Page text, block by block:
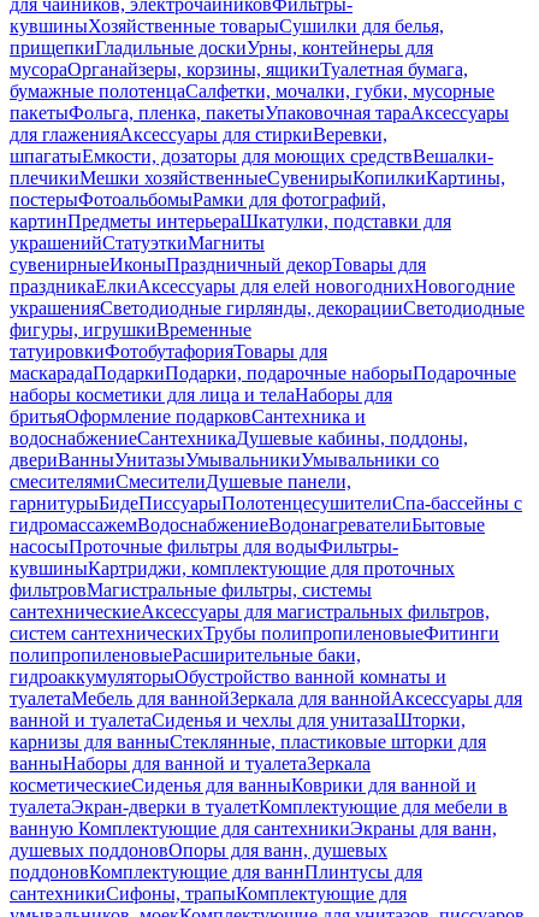
для чайников, электрочайниковФильтры-
кувшиныХозяйственные товарыСушилки для белья,
прищепкиГладильные доскиУрны, контейнеры для
мусораОрганайзеры, корзины, ящикиТуалетная бумага,
бумажные полотенцаСалфетки, мочалки, губки, мусорные
пакетыФольга, пленка, пакетыУпаковочная тараАксессуары
для глаженияАксессуары для стиркиВеревки,
шпагатыЕмкости, дозаторы для моющих средствВешалки-
плечикиМешки хозяйственныеСувенирыКопилкиКартины,
постерыФотоальбомыРамки для фотографий,
картинПредметы интерьераШкатулки, подставки для
украшенийСтатуэткиМагниты
сувенирныеИконыПраздничный декорТовары для
праздникаЕлкиАксессуары для елей новогоднихНовогодние
украшенияСветодиодные гирлянды, декорацииСветодиодные
фигуры, игрушкиВременные
татуировкиФотобутафорияТовары для
маскарадаПодаркиПодарки, подарочные наборыПодарочные
наборы косметики для лица и телаНаборы для
бритьяОформление подарковСантехника и
водоснабжениеСантехникаДушевые кабины, поддоны,
двериВанныУнитазыУмывальникиУмывальники со
смесителямиСмесителиДушевые панели,
гарнитурыБидеПиссуарыПолотенцесушителиСпа-бассейны с
гидромассажемВодоснабжениеВодонагревателиБытовые
насосыПроточные фильтры для водыФильтры-
кувшиныКартриджи, комплектующие для проточных
фильтровМагистральные фильтры, системы
сантехническиеАксессуары для магистральных фильтров,
систем сантехническихТрубы полипропиленовыеФитинги
полипропиленовыеРасширительные баки,
гидроаккумуляторыОбустройство ванной комнаты и
туалетаМебель для ваннойЗеркала для ваннойАксессуары для
ванной и туалетаСиденья и чехлы для унитазаШторки,
карнизы для ванныСтеклянные, пластиковые шторки для
ванныНаборы для ванной и туалетаЗеркала
косметическиеСиденья для ванныКоврики для ванной и
туалетаЭкран-дверки в туалетКомплектующие для мебели в
ванную Комплектующие для сантехникиЭкраны для ванн,
душевых поддоновОпоры для ванн, душевых
поддоновКомплектующие для ваннПлинтусы для
сантехникиСифоны, трапыКомплектующие для